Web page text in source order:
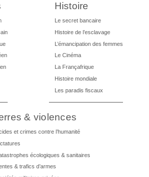
Histoire
Le secret bancaire
Histoire de l’esclavage
L’émancipation des femmes
Le Cinéma
La Françafrique
Histoire mondiale
Les paradis fiscaux
& violences
et crimes contre l’humanité
écologiques & sanitaires
& trafics d’armes